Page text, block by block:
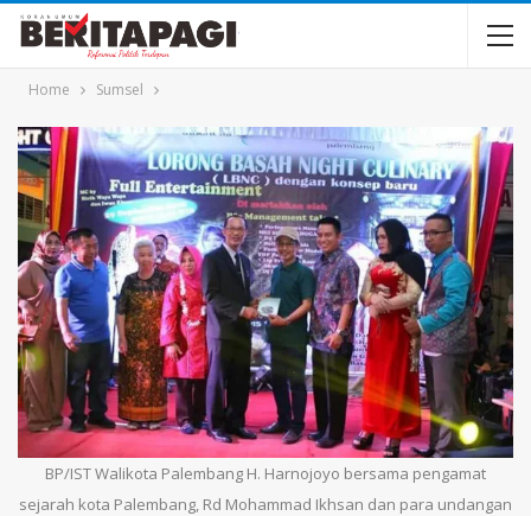
Home Sumsel
BP/IST Walikota Palembang H. Harnojoyo bersama pengamat
sejarah kota Palembang, Rd Mohammad Ikhsan dan para undangan